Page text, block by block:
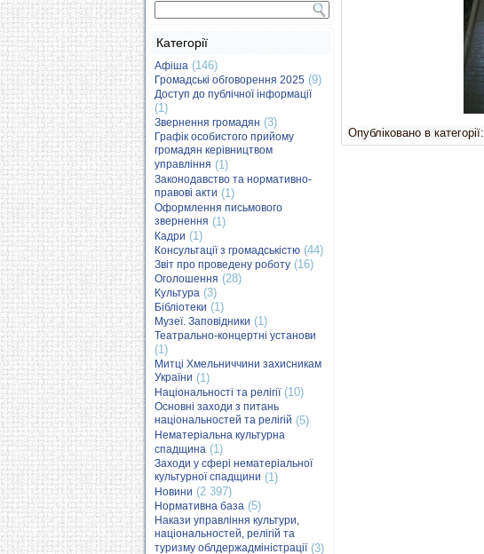
Категорії
Афіша (146)
Громадські обговорення 2025 (9)
Доступ до публічної інформації
(1)
Звернення громадян (3)
Графік особистого прийому
громадян керівництвом
управління (1)
Законодавство та нормативно-
правові акти (1)
Оформлення письмового
звернення (1)
Кадри (1)
Консультації з громадськістю (44)
Звіт про проведену роботу (16)
Оголошення (28)
Культура (3)
Бібліотеки (1)
Музеї. Заповідники (1)
Театрально-концертні установи
(1)
Митці Хмельниччини захисникам
України (1)
Національності та релігії(10)
Основні заходи з питань
національностей та релігій (5)
Нематеріальна культурна
спадщина (1)
Заходи у сфері нематеріальної
культурної спадщини (1)
Новини (2 397)
Нормативна база (5)
Накази управління культури,
національностей, релігій та
туризму облдержадміністрації(3)
Опубліковано в категорії: